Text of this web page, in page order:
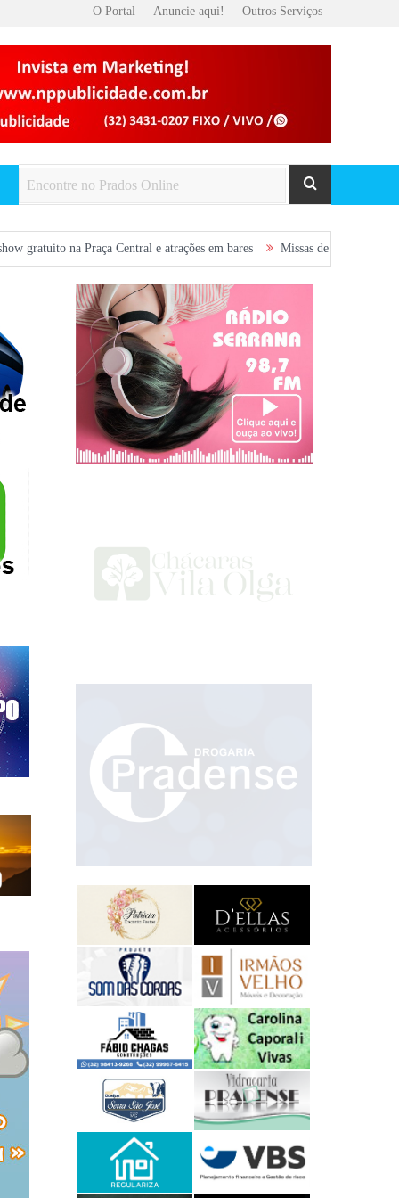
O Portal Anuncie aqui! Outros Serviços
Central e atrações em bares Missas desta semana em Prados: confira a